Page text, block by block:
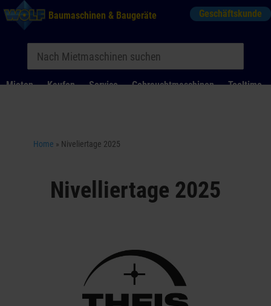
Baumaschinen & Baugeräte Geschäftskunde
Mieten Kaufen Service Gebrauchtmaschinen Tooltime
Home » Niveliertage 2025
Nivelliertage 2025